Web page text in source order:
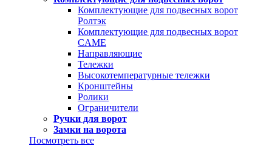
Комплектующие для подвесных ворот
Ролтэк
Комплектующие для подвесных ворот
CAME
Направляющие
Тележки
Высокотемпературные тележки
Кронштейны
Ролики
Ограничители
Ручки для ворот
Замки на ворота
Посмотреть все